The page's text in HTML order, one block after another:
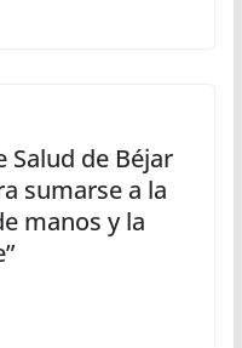
Salud de Béjar
sumarse a la
manos y la